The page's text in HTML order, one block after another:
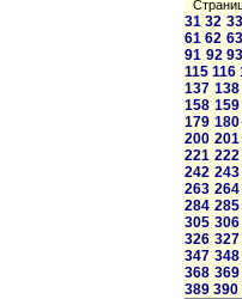
31 32 33
61 62 63
91 92 93
115 116
137 138
158 159
179 180
200 201
221 222
242 243
263 264
284 285
305 306
326 327
347 348
368 369
389 390